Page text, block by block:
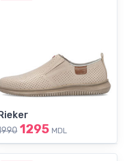
Rieker
1295 MDL